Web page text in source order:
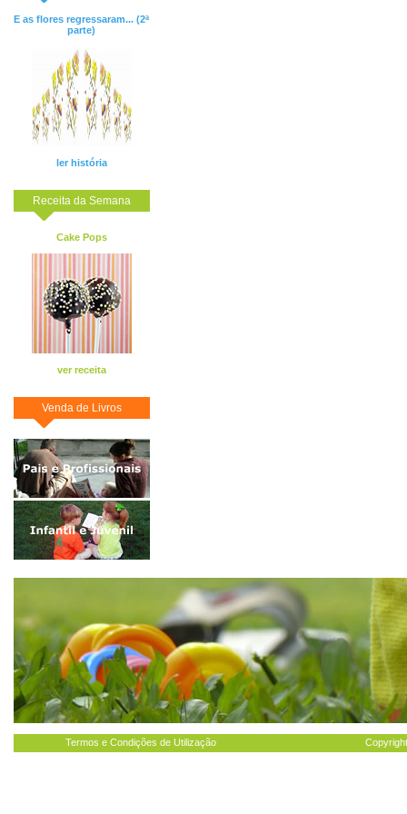
E as flores regressaram... (2ª
parte)
ler história
Receita da Semana
Cake Pops
ver receita
Venda de Livros
Termos e Condições de Utilização